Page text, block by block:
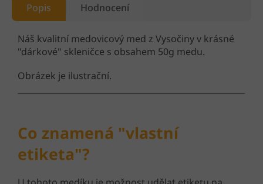
Popis Hodnocení
Náš kvalitní medovicový med z Vysočiny v krásné
"dárkové" skleničce s obsahem 50g medu.
Obrázek je ilustrační.
Co znamená "vlastní
etiketa"?